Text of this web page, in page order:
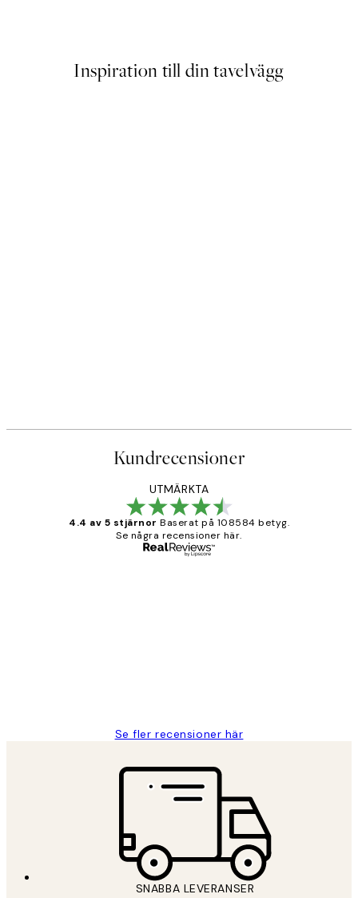
Inspiration till din tavelvägg
Kundrecensioner
UTMÄRKTA
4.4 av 5 stjärnor Baserat på 108584 betyg.
Se några recensioner här.
Se fler recensioner här
SNABBA LEVERANSER